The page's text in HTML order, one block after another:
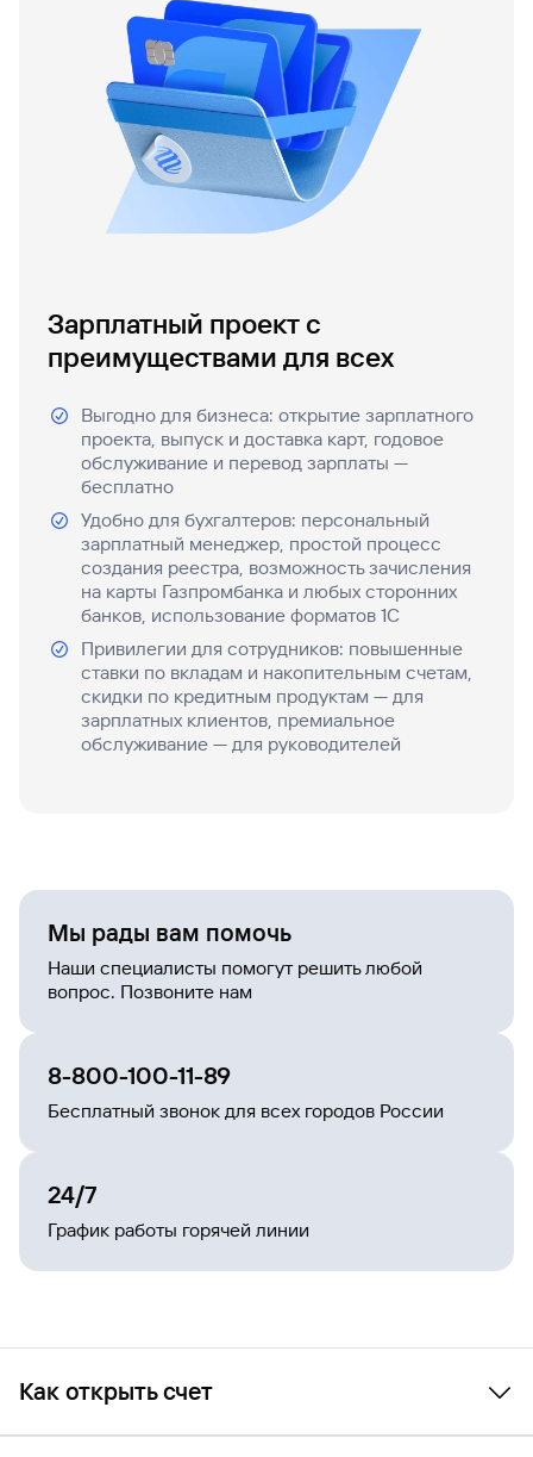
Зарплатный проект с
преимуществами для всех
Выгодно для бизнеса: открытие зарплатного
проекта, выпуск и доставка карт, годовое
обслуживание и перевод зарплаты —
бесплатно
Удобно для бухгалтеров: персональный
зарплатный менеджер, простой процесс
создания реестра, возможность зачисления
на карты Газпромбанка и любых сторонних
банков, использование форматов 1С
Привилегии для сотрудников: повышенные
ставки по вкладам и накопительным счетам,
скидки по кредитным продуктам — для
зарплатных клиентов, премиальное
обслуживание — для руководителей
Мы рады вам помочь
Наши специалисты помогут решить любой
вопрос. Позвоните нам
8-800-100-11-89
Бесплатный звонок для всех городов России
24/7
График работы горячей линии
Как открыть счет